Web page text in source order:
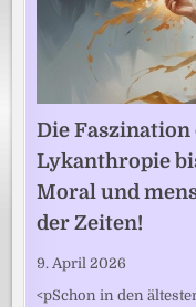
Die Faszination
Lykanthropie
Moral und
der Zeiten!
9. April 2026
<pSchon in den